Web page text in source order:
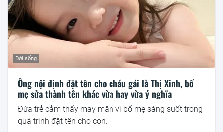
Đời sống
Ông nội định đặt tên cho cháu gái là Thị Xinh, bố
mẹ sửa thành tên khác vừa hay vừa ý nghĩa
Đứa trẻ cảm thấy may mắn vì bố mẹ sáng suốt trong
quá trình đặt tên cho con.